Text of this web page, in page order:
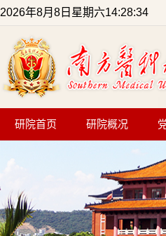
2026年8月8日星期六14:28:34
研院首页 研院概况